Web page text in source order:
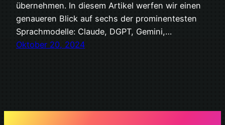
übernehmen. In diesem Artikel werfen wir einen
genaueren Blick auf sechs der prominentesten
Sprachmodelle: Claude, DGPT, Gemini,…
Oktober 20, 2024